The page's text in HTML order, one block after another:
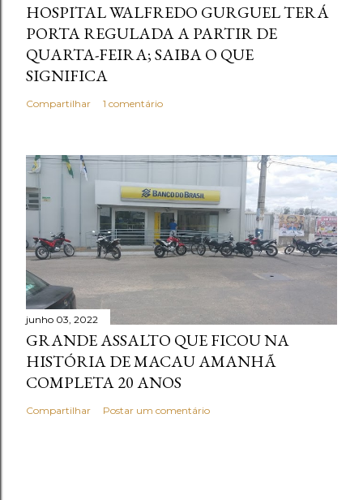
HOSPITAL WALFREDO GURGUEL TERÁ
PORTA REGULADA A PARTIR DE
QUARTA-FEIRA; SAIBA O QUE
SIGNIFICA
Compartilhar 1 comentário
junho 03, 2022
GRANDE ASSALTO QUE FICOU NA
HISTÓRIA DE MACAU AMANHÃ
COMPLETA 20 ANOS
Compartilhar Postar um comentário